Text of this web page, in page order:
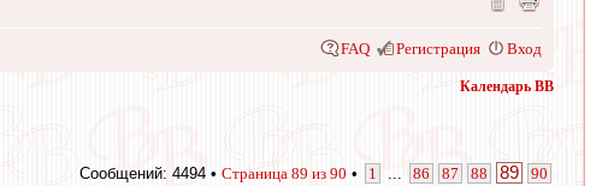
FAQ Регистрация Вход
Календарь ВВ
Сообщений: 4494 • Страница 89 из 90 • 1 86 87 88 89 90